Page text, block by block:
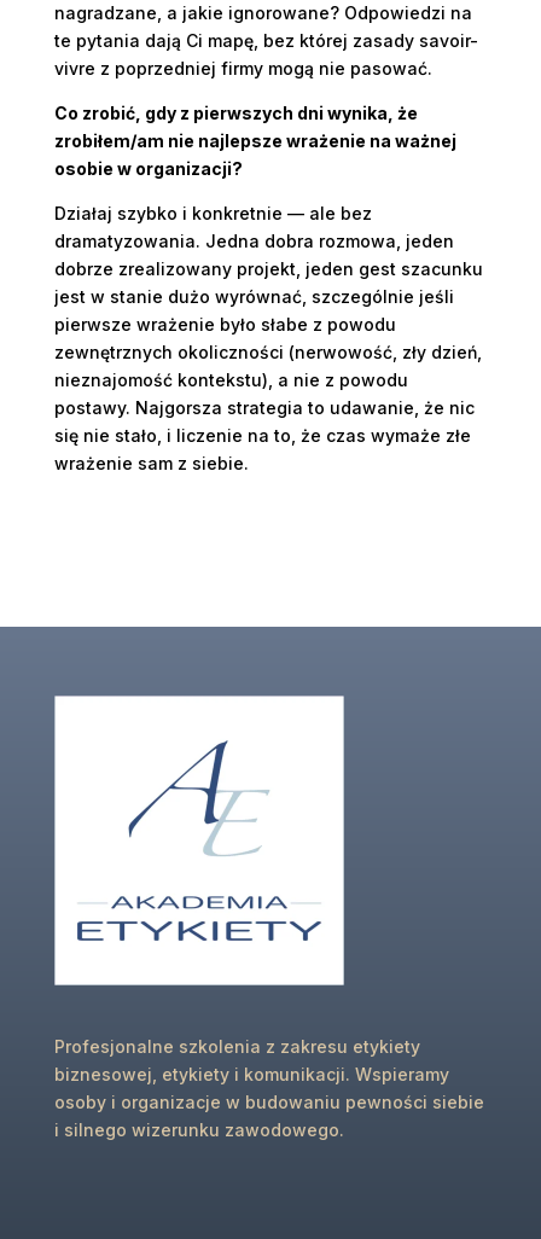
nagradzane, a jakie ignorowane? Odpowiedzi na
te pytania dają Ci mapę, bez której zasady savoir-
vivre z poprzedniej firmy mogą nie pasować.
Co zrobić, gdy z pierwszych dni wynika, że
zrobiłem/am nie najlepsze wrażenie na ważnej
osobie w organizacji?
Działaj szybko i konkretnie — ale bez
dramatyzowania. Jedna dobra rozmowa, jeden
dobrze zrealizowany projekt, jeden gest szacunku
jest w stanie dużo wyrównać, szczególnie jeśli
pierwsze wrażenie było słabe z powodu
zewnętrznych okoliczności (nerwowość, zły dzień,
nieznajomość kontekstu), a nie z powodu
postawy. Najgorsza strategia to udawanie, że nic
się nie stało, i liczenie na to, że czas wymaże złe
wrażenie sam z siebie.
Profesjonalne szkolenia z zakresu etykiety
biznesowej, etykiety i komunikacji. Wspieramy
osoby i organizacje w budowaniu pewności siebie
i silnego wizerunku zawodowego.